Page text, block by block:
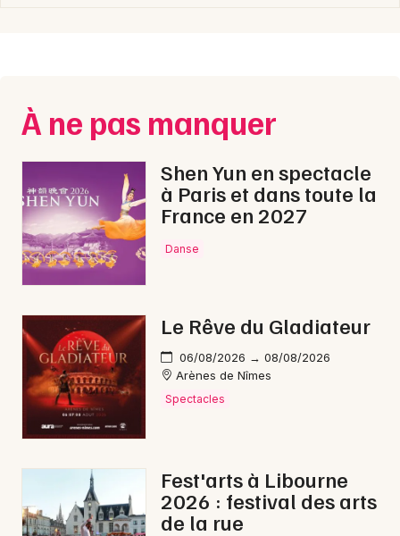
Sorties & loisirs
Newsletter des sorties
Artistes en tournée
Actualités
Magazine
À ne pas manquer
Shen Yun en spectacle
à Paris et dans toute la
France en 2027
Danse
Le Rêve du Gladiateur
06/08/2026 → 08/08/2026
Arènes de Nîmes
Spectacles
Fest'arts à Libourne
2026 : festival des arts
de la rue